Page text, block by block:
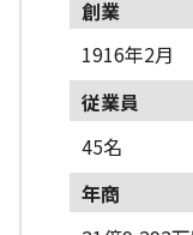
創業
1916年2月
従業員
45名
年商